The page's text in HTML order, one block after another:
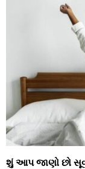
શું આપ જાણો છો